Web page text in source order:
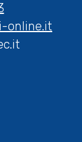
online.it